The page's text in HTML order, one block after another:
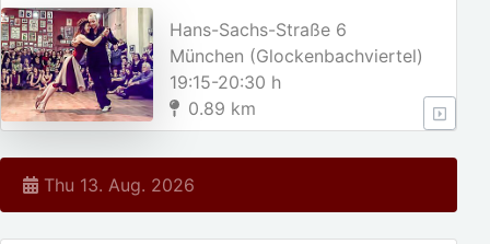
Hans-Sachs-Straße 6
München (Glockenbachviertel)
19:15-20:30 h
0.89 km
Thu 13. Aug. 2026